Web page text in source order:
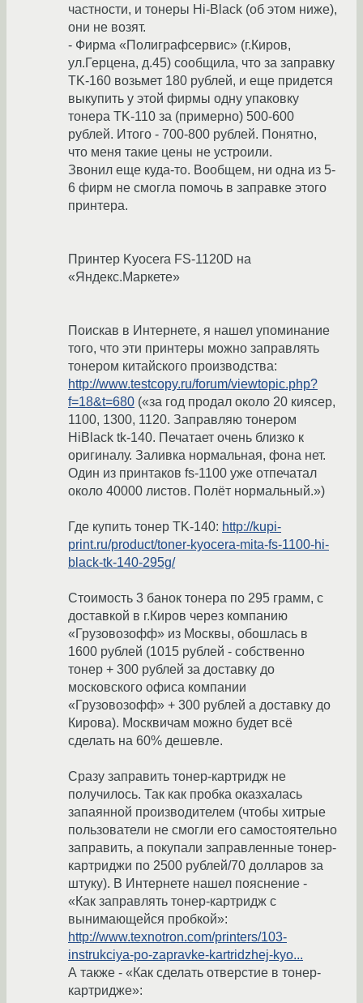
частности, и тонеры Hi-Black (об этом ниже),
они не возят.
- Фирма «Полиграфсервис» (г.Киров,
ул.Герцена, д.45) сообщила, что за заправку
TK-160 возьмет 180 рублей, и еще придется
выкупить у этой фирмы одну упаковку
тонера TK-110 за (примерно) 500-600
рублей. Итого - 700-800 рублей. Понятно,
что меня такие цены не устроили.
Звонил еще куда-то. Вообщем, ни одна из 5-
6 фирм не смогла помочь в заправке этого
принтера.
Принтер Kyocera FS-1120D на
«Яндекс.Маркете»
Поискав в Интернете, я нашел упоминание
того, что эти принтеры можно заправлять
тонером китайского производства:
http://www.testcopy.ru/forum/viewtopic.php?
f=18&t=680 («за год продал около 20 киясер,
1100, 1300, 1120. Заправляю тонером
HiBlack tk-140. Печатает очень близко к
оригиналу. Заливка нормальная, фона нет.
Один из принтаков fs-1100 уже отпечатал
около 40000 листов. Полёт нормальный.»)
Где купить тонер TK-140: http://kupi-
print.ru/product/toner-kyocera-mita-fs-1100-hi-
black-tk-140-295g/
Стоимость 3 банок тонера по 295 грамм, с
доставкой в г.Киров через компанию
«Грузовозофф» из Москвы, обошлась в
1600 рублей (1015 рублей - собственно
тонер + 300 рублей за доставку до
московского офиса компании
«Грузовозофф» + 300 рублей а доставку до
Кирова). Москвичам можно будет всё
сделать на 60% дешевле.
Сразу заправить тонер-картридж не
получилось. Так как пробка оказхалась
запаянной производителем (чтобы хитрые
пользователи не смогли его самостоятельно
заправить, а покупали заправленные тонер-
картриджи по 2500 рублей/70 долларов за
штуку). В Интернете нашел пояснение -
«Как заправлять тонер-картридж с
вынимающейся пробкой»:
http://www.texnotron.com/printers/103-
instrukciya-po-zapravke-kartridzhej-kyo...
А также - «Как сделать отверстие в тонер-
картридже»: